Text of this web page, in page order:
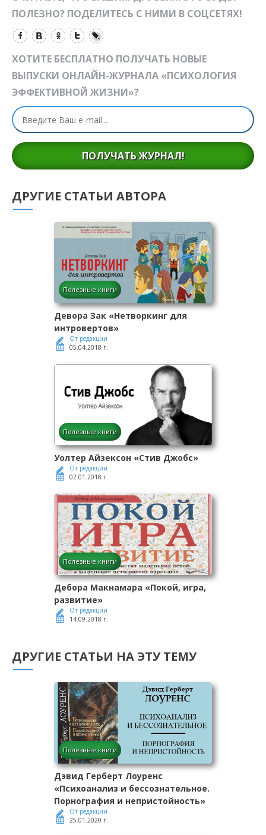
ПОЛЕЗНО? ПОДЕЛИТЕСЬ С НИМИ В СОЦСЕТЯХ!
ХОТИТЕ БЕСПЛАТНО ПОЛУЧАТЬ НОВЫЕ
ВЫПУСКИ ОНЛАЙН-ЖУРНАЛА «ПСИХОЛОГИЯ
ЭФФЕКТИВНОЙ ЖИЗНИ»?
ПОЛУЧАТЬ ЖУРНАЛ!
ДРУГИЕ СТАТЬИ АВТОРА
Полезные книги
Девора Зак «Нетворкинг для
интровертов»
От редакции
05.04.2018 г.
Полезные книги
Уолтер Айзексон «Стив Джобс»
От редакции
02.01.2018 г.
Полезные книги
Дебора Макнамара «Покой, игра,
развитие»
От редакции
14.09.2018 г.
ДРУГИЕ СТАТЬИ НА ЭТУ ТЕМУ
Полезные книги
Дэвид Герберт Лоуренс
«Психоанализ и бессознательное.
Порнография и непристойность»
От редакции
25.01.2020 г.